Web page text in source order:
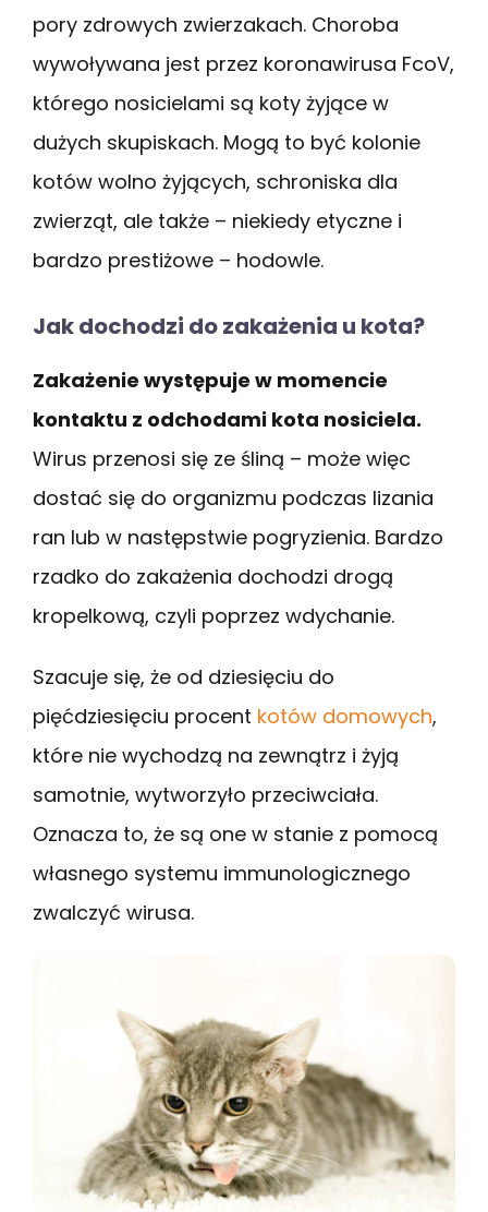
pory zdrowych zwierzakach. Choroba
wywoływana jest przez koronawirusa FcoV,
którego nosicielami są koty żyjące w
dużych skupiskach. Mogą to być kolonie
kotów wolno żyjących, schroniska dla
zwierząt, ale także – niekiedy etyczne i
bardzo prestiżowe – hodowle.
Jak dochodzi do zakażenia u kota?
Zakażenie występuje w momencie
kontaktu z odchodami kota nosiciela.
Wirus przenosi się ze śliną – może więc
dostać się do organizmu podczas lizania
ran lub w następstwie pogryzienia. Bardzo
rzadko do zakażenia dochodzi drogą
kropelkową, czyli poprzez wdychanie.
Szacuje się, że od dziesięciu do
pięćdziesięciu procent kotów domowych,
które nie wychodzą na zewnątrz i żyją
samotnie, wytworzyło przeciwciała.
Oznacza to, że są one w stanie z pomocą
własnego systemu immunologicznego
zwalczyć wirusa.